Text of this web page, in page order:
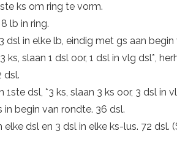
ks om ring te vorm.
lb in ring.
dsl in elke lb, eindig met gs aan
ks, slaan 1 dsl oor, 1 dsl in vlg dsl*,
dsl.
1ste dsl, *3 ks, slaan 3 ks oor, 3 dsl in
in begin van rondte. 36 dsl.
elke dsl en 3 dsl in elke ks-lus. 72 dsl.